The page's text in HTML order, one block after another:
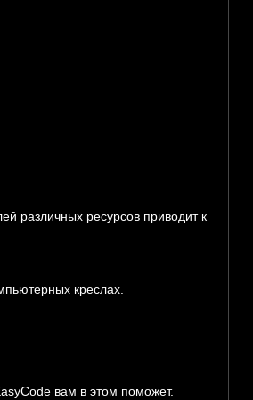
различных ресурсов приводит к
креслах.
вам в этом поможет.